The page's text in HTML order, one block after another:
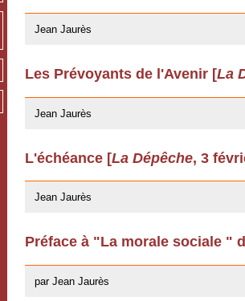
Jean Jaurès
Les Prévoyants de l'Avenir [La
Jean Jaurès
L'échéance [La Dépêche, 3
Jean Jaurès
Préface à "La morale sociale "
par Jean Jaurès